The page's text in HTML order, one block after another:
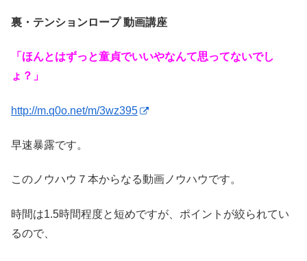
裏・テンションロープ 動画講座
「ほんとはずっと童貞でいいやなんて思ってないでし
ょ？」
http://m.q0o.net/m/3wz395
早速暴露です。
このノウハウ７本からなる動画ノウハウです。
時間は1.5時間程度と短めですが、ポイントが絞られてい
るので、